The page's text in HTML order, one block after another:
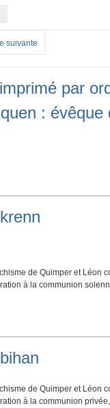
suivante
par
:
de Quimper et Léon
à la communion
de Quimper et Léon
à la communion